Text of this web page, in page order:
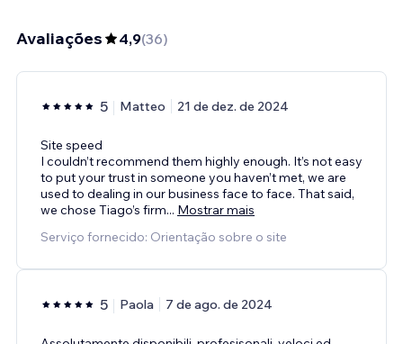
Avaliações 4,9(36)
5 Matteo 21 de dez. de 2024
Site speed
I couldn’t recommend them highly enough. It’s not easy
to put your trust in someone you haven’t met, we are
used to dealing in our business face to face. That said,
we chose Tiago’s firm... Mostrar mais
Serviço fornecido: Orientação sobre o site
5 Paola 7 de ago. de 2024